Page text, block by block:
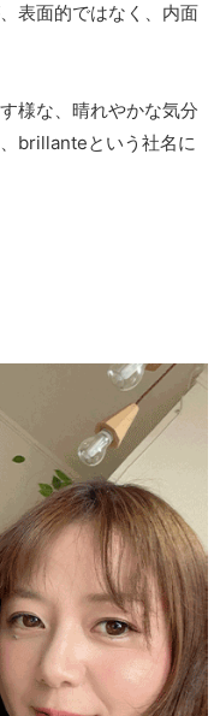
表面的ではなく、内面
様な、晴れやかな気分
brillanteという社名に